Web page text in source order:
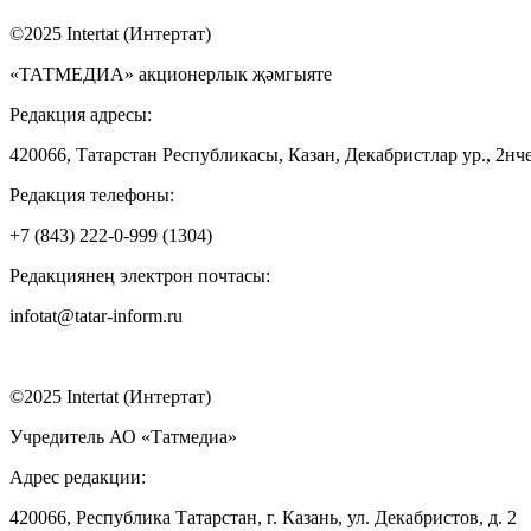
©2025 Intertat (Интертат)
«ТАТМЕДИА» акционерлык җәмгыяте
Редакция адресы:
420066, Татарстан Республикасы, Казан, Декабристлар ур.,
Редакция телефоны:
+7 (843) 222-0-999 (1304)
Редакциянең электрон почтасы:
infotat@tatar-inform.ru
©2025 Intertat (Интертат)
Учредитель АО «Татмедиа»
Адрес редакции:
420066, Республика Татарстан, г. Казань, ул. Декабристов, д. 2